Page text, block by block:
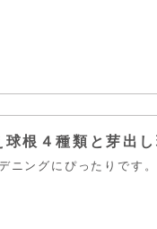
根４種類と芽出
ニングにぴったりです。